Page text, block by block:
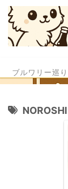
ブルワリー巡り